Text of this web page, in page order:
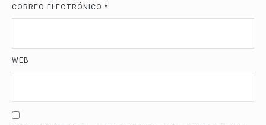
CORREO ELECTRÓNICO *
WEB